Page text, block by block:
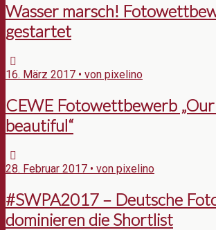
Wasser marsch!
gestartet
16. März 2017 • von pixelino
CEWE Fotowettbewerb
beautiful“
28. Februar 2017 • von pixelino
#SWPA2017 – Deutsche
dominieren die Shortlist